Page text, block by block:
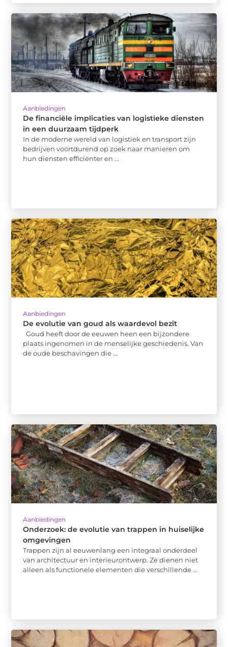
Aanbiedingen
De financiële implicaties van logistieke diensten
in een duurzaam tijdperk
In de moderne wereld van logistiek en transport zijn
bedrijven voortdurend op zoek naar manieren om
hun diensten efficiënter en ...
Aanbiedingen
De evolutie van goud als waardevol bezit
Goud heeft door de eeuwen heen een bijzondere
plaats ingenomen in de menselijke geschiedenis. Van
de oude beschavingen die ...
Aanbiedingen
Onderzoek: de evolutie van trappen in huiselijke
omgevingen
Trappen zijn al eeuwenlang een integraal onderdeel
van architectuur en interieurontwerp. Ze dienen niet
alleen als functionele elementen die verschillende ...